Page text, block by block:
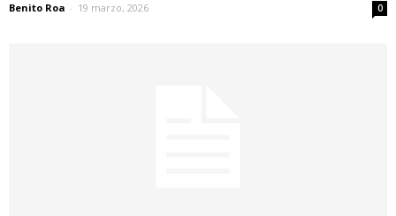
Benito Roa - 19 marzo, 2026 0